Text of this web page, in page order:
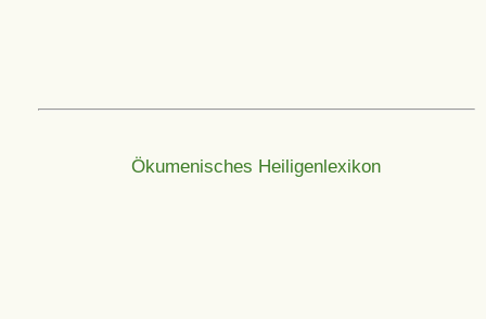
Ökumenisches Heiligenlexikon